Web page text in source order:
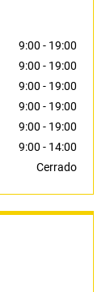
9:00 - 19:00
9:00 - 19:00
9:00 - 19:00
9:00 - 19:00
9:00 - 19:00
9:00 - 14:00
Cerrado